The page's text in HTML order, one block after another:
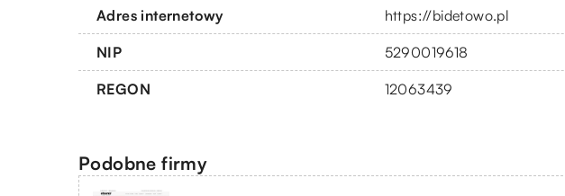
Adres internetowy https://bidetowo.pl
NIP 5290019618
REGON 12063439
Podobne firmy